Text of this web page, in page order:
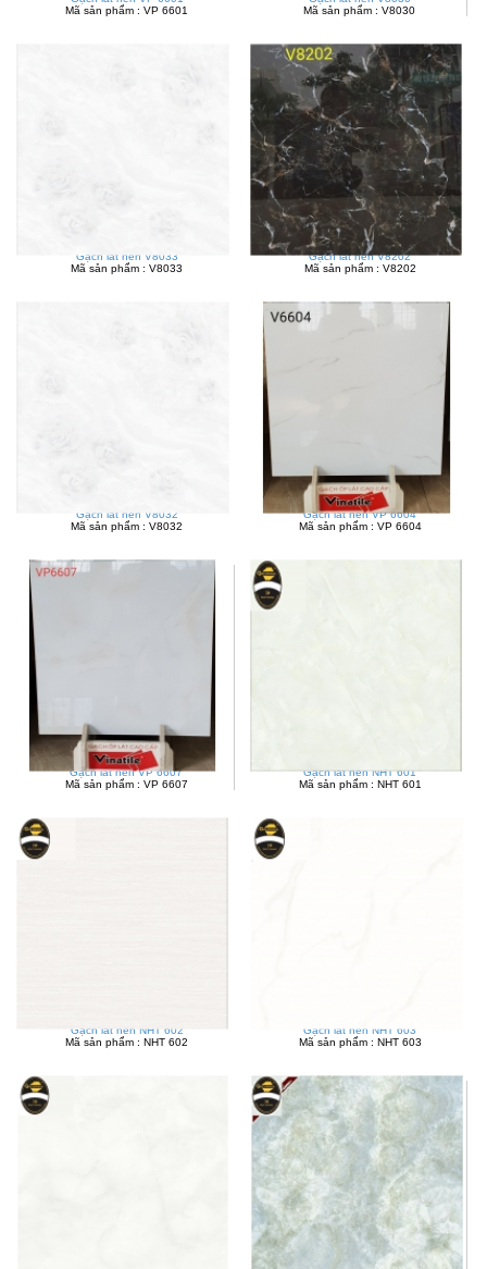
Mã sản phẩm : VP 6601
Mã sản phẩm : V8030
Gạch lát nền V8033
Mã sản phẩm : V8033
Gạch lát nền V8202
Mã sản phẩm : V8202
Gạch lát nền V8032
Mã sản phẩm : V8032
Gạch lát nền VP 6604
Mã sản phẩm : VP 6604
Gạch lát nền VP 6607
Mã sản phẩm : VP 6607
Gạch lát nền NHT 601
Mã sản phẩm : NHT 601
Gạch lát nền NHT 602
Mã sản phẩm : NHT 602
Gạch lát nền NHT 603
Mã sản phẩm : NHT 603